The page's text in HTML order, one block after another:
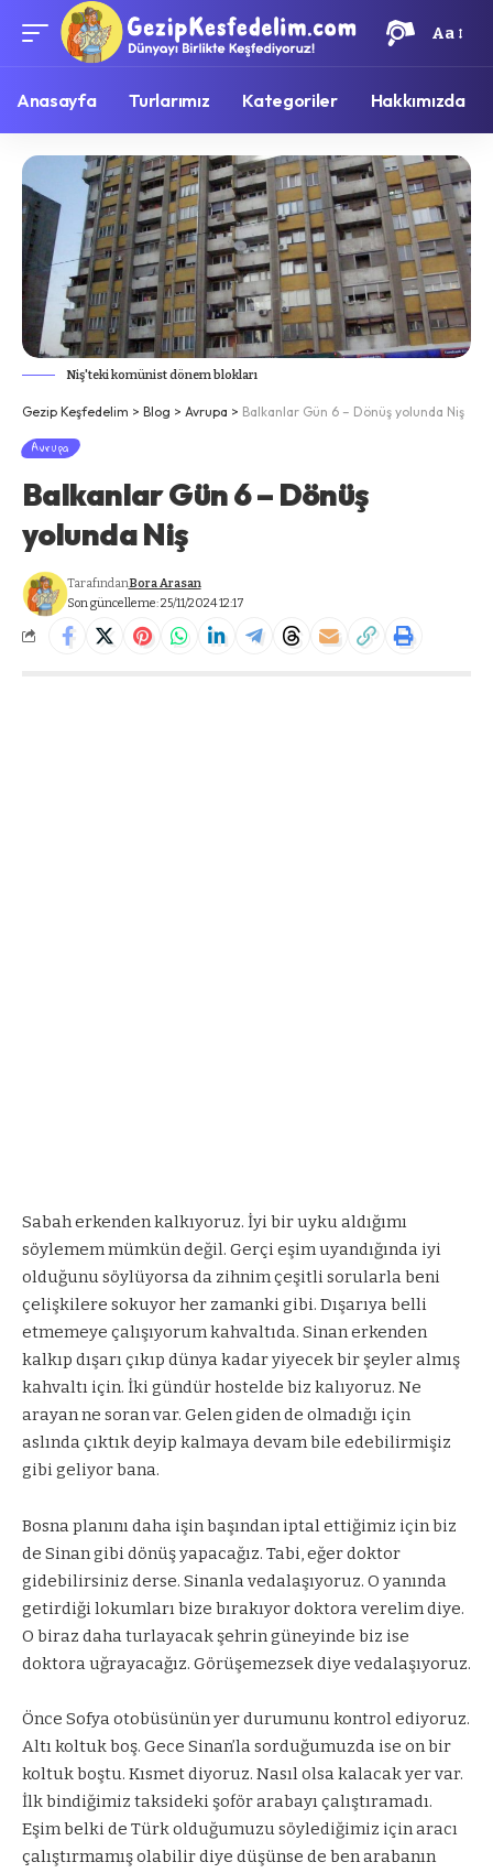
Aa
Anasayfa Turlarımız Kategoriler Hakkımızda
Niş'teki komünist dönem blokları
Gezip Keşfedelim > Blog > Avrupa > Balkanlar Gün 6 – Dönüş yolunda Niş
Avrupa
Balkanlar Gün 6 – Dönüş
yolunda Niş
Son güncelleme: 25/11/2024 12:17
TarafındanBora Arasan
Sabah erkenden kalkıyoruz. İyi bir uyku aldığımı
söylemem mümkün değil. Gerçi eşim uyandığında iyi
olduğunu söylüyorsa da zihnim çeşitli sorularla beni
çelişkilere sokuyor her zamanki gibi. Dışarıya belli
etmemeye çalışıyorum kahvaltıda. Sinan erkenden
kalkıp dışarı çıkıp dünya kadar yiyecek bir şeyler almış
kahvaltı için. İki gündür hostelde biz kalıyoruz. Ne
arayan ne soran var. Gelen giden de olmadığı için
aslında çıktık deyip kalmaya devam bile edebilirmişiz
gibi geliyor bana.
Bosna planını daha işin başından iptal ettiğimiz için biz
de Sinan gibi dönüş yapacağız. Tabi, eğer doktor
gidebilirsiniz derse. Sinanla vedalaşıyoruz. O yanında
getirdiği lokumları bize bırakıyor doktora verelim diye.
O biraz daha turlayacak şehrin güneyinde biz ise
doktora uğrayacağız. Görüşemezsek diye vedalaşıyoruz.
Önce Sofya otobüsünün yer durumunu kontrol ediyoruz.
Altı koltuk boş. Gece Sinan’la sorduğumuzda ise on bir
koltuk boştu. Kısmet diyoruz. Nasıl olsa kalacak yer var.
İlk bindiğimiz taksideki şoför arabayı çalıştıramadı.
Eşim belki de Türk olduğumuzu söylediğimiz için aracı
çalıştırmamış olabilir diye düşünse de ben arabanın